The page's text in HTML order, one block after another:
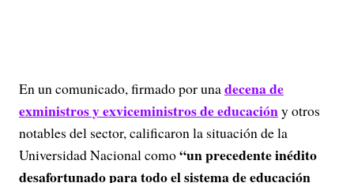
En un comunicado, firmado por unadecena de
exministros y exviceministros de educacióny otros
notables del sector, calificaron la situación de la
Universidad Nacional como“un precedente inédito
desafortunado para todo el sistema de educación